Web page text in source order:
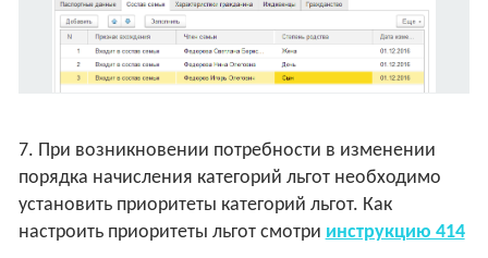
7. При возникновении потребности в изменении
порядка начисления категорий льгот необходимо
установить приоритеты категорий льгот. Как
настроить приоритеты льгот смотри инструкцию 414